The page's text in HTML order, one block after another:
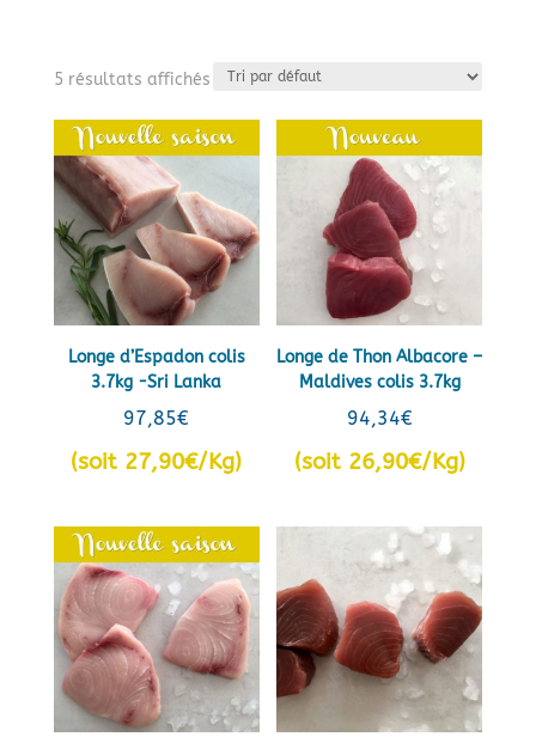
5 résultats affichés
Longe d’Espadon colis
3.7kg -Sri Lanka
97,85€
(soit 27,90€/Kg)
Longe de Thon Albacore –
Maldives colis 3.7kg
94,34€
(soit 26,90€/Kg)